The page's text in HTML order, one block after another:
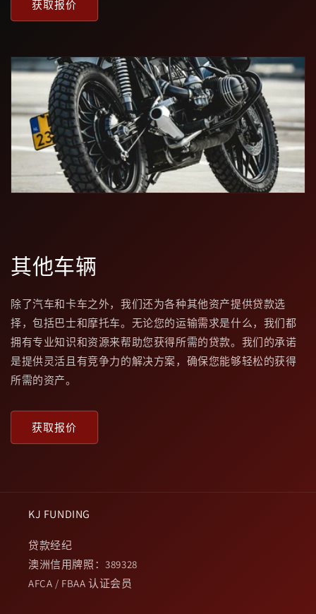
获取报价
其他车辆
除了汽车和卡车之外，我们还为各种其他资产提供贷款选
择，包括巴士和摩托车。无论您的运输需求是什么，我们都
拥有专业知识和资源来帮助您获得所需的贷款。我们的承诺
是提供灵活且有竞争力的解决方案，确保您能够轻松的获得
所需的资产。
获取报价
KJ FUNDING
贷款经纪
澳洲信用牌照：389328
AFCA / FBAA 认证会员